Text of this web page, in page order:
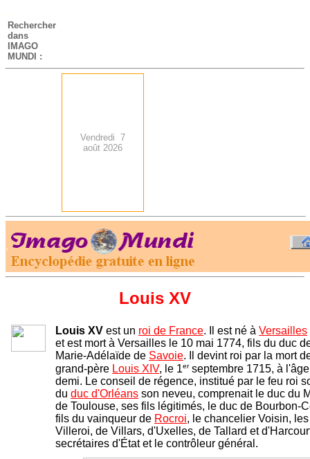
-
Rechercher
dans
IMAGO
MUNDI :
Vendredi 7
août 2026
.
Louis XV
Louis XV est un roi de France. Il est né à Versailles
et est mort à Versailles le 10 mai 1774, fils du duc
Marie-Adélaïde de Savoie. Il devint roi par la mort
grand-père Louis XIV, le 1erseptembre 1715, à
demi. Le conseil de régence, institué par le feu roi
du duc d'Orléans son neveu, comprenait le duc du
de Toulouse, ses fils légitimés, le duc de Bourbon-
fils du vainqueur de Rocroi, le chancelier Voisin,
Villeroi, de Villars, d'Uxelles, de Tallard et
secrétaires d'État et le contrôleur général.
-